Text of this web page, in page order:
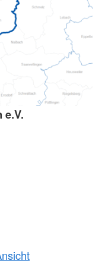
e.V.